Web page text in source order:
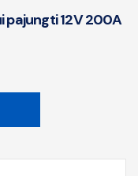
pajungti 12V 200A